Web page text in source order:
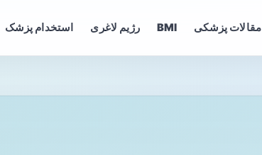
مقالات پزشکی BMI رژیم لاغری استخدام پزشک